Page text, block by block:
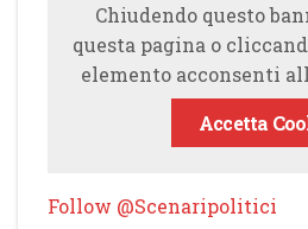
Chiudendo questo
questa pagina o
elemento acconsenti
Accetta
Follow @Scenaripolitici